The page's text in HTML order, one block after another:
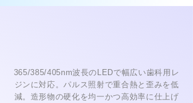
365/385/405nm波長のLEDで幅広い歯科用レ
ジンに対応。パルス照射で重合熱と歪みを低
減。造形物の硬化を均一かつ高効率に仕上げ